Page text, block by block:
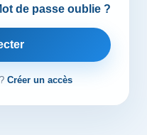
de passe oublie ?
Créer un accès